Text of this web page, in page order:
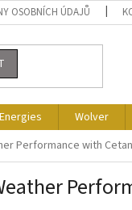
OSOBNÍCH ÚDAJŮ
Wolver
Performance with